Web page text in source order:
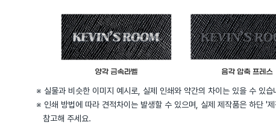
※ 실물과 비슷한 이미지 예시로, 실제 인쇄와 약간의 차이는 있을 수 있습
※ 인쇄 방법에 따라 견적차이는 발생할 수 있으며, 실제 제작품은 하단 '
참고해 주세요.